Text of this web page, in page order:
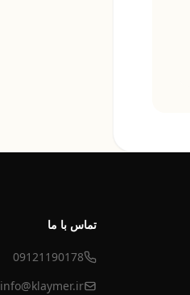
تماس با ما
09121190178
info@klaymer.ir